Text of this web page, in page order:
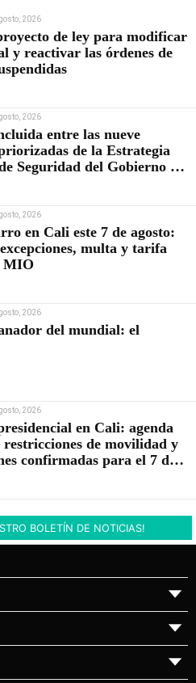
2026
de ley para modificar
y reactivar las órdenes de
2026
entre las nueve
de la Estrategia
Seguridad del Gobierno de
2026
en Cali este 7 de agosto:
multa y tarifa
MIO
2026
del mundial: el
2026
en Cali: agenda
restricciones de movilidad y
confirmadas para el 7 de
BOLETÍN DE NOTICIAS!
▼
▼
▼